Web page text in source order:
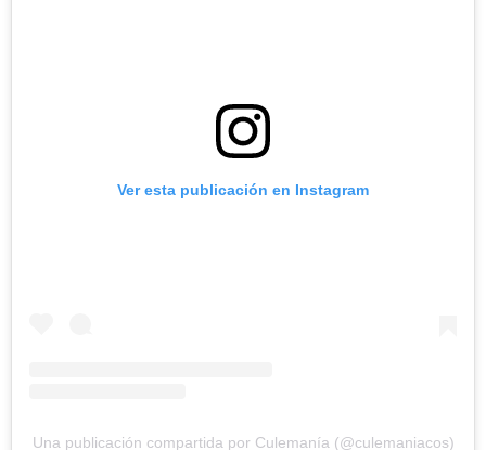
Ver esta publicación en Instagram
Una publicación compartida por Culemanía (@culemaniacos)